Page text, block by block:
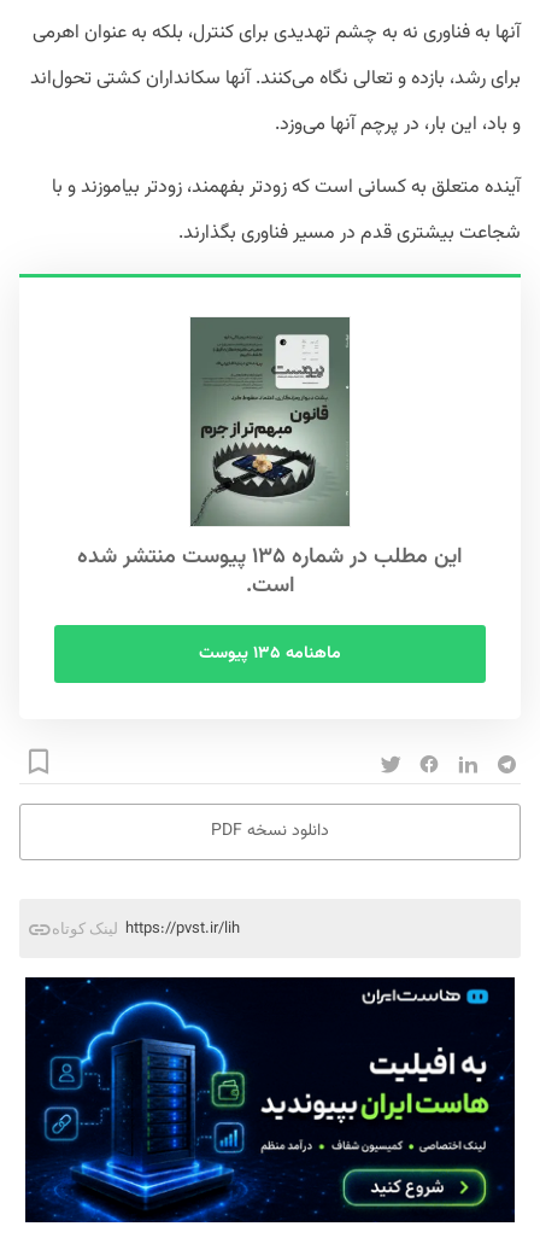
آنها به فناوری نه به چشم تهدیدی برای کنترل، بلکه به عنوان اهرمی
برای رشد، بازده و تعالی نگاه می‌کنند. آنها سکانداران کشتی تحول‌اند
و باد، این بار، در پرچم آنها می‌وزد.
آینده متعلق به کسانی است که زودتر بفهمند، زودتر بیاموزند و با
شجاعت بیشتری قدم در مسیر فناوری بگذارند.
این مطلب در شماره ۱۳۵ پیوست منتشر شده
است.
ماهنامه ۱۳۵ پیوست
دانلود نسخه PDF
لینک کوتاه https://pvst.ir/lih